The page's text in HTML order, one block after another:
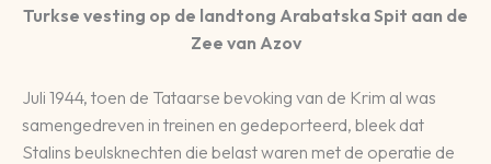
Turkse vesting op de landtong Arabatska Spit aan de
Zee van Azov
Juli 1944, toen de Tataarse bevoking van de Krim al was
samengedreven in treinen en gedeporteerd, bleek dat
Stalins beulsknechten die belast waren met de operatie de